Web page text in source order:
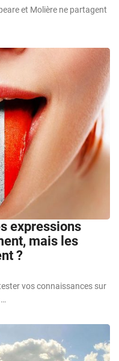
et Molière ne partagent
expressions
mais les
?
vos connaissances sur
…